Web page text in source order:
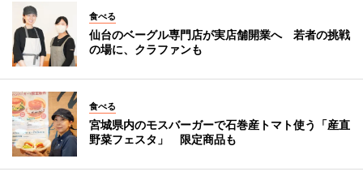
食べる
仙台のベーグル専門店が実店舗開業へ 若者の挑戦
の場に、クラファンも
食べる
宮城県内のモスバーガーで石巻産トマト使う「産直
野菜フェスタ」 限定商品も